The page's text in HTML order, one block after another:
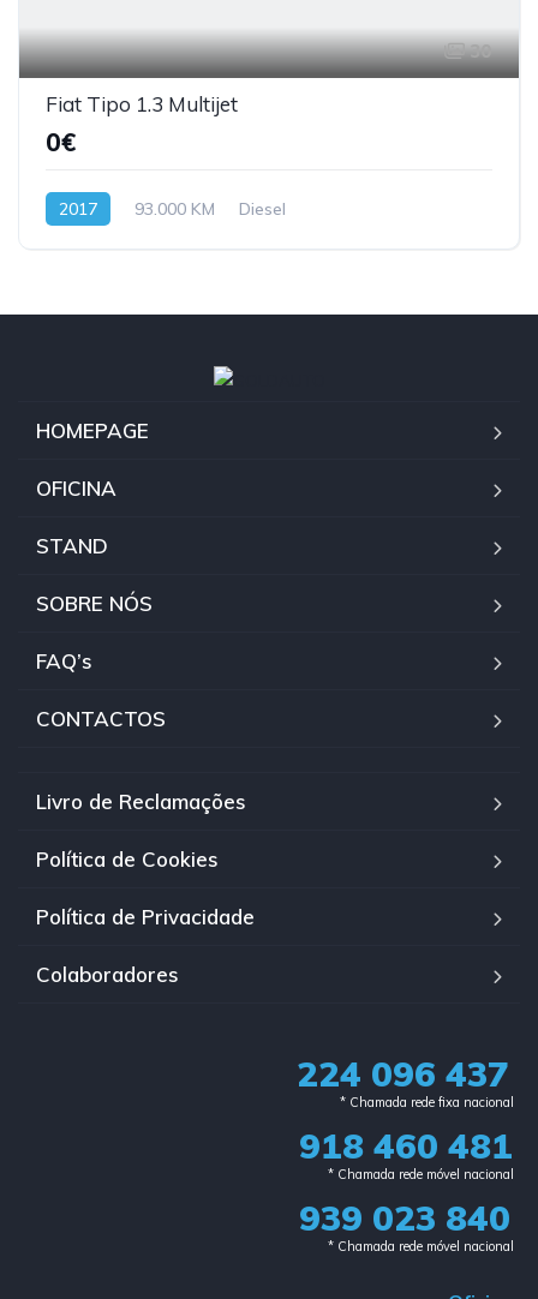
30
Fiat Tipo 1.3 Multijet
0€
2017 93.000 KM Diesel
HOMEPAGE
OFICINA
STAND
SOBRE NÓS
FAQ’s
CONTACTOS
Livro de Reclamações
Política de Cookies
Política de Privacidade
Colaboradores
224 096 437
* Chamada rede fixa nacional​
918 460 481
* Chamada rede móvel nacional
939 023 840​
* Chamada rede móvel nacional